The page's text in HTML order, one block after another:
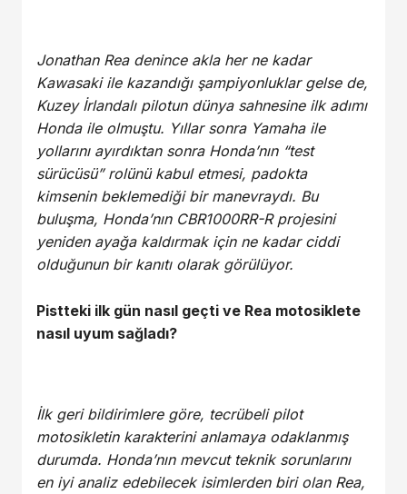
Jonathan Rea denince akla her ne kadar
Kawasaki ile kazandığı şampiyonluklar gelse de,
Kuzey İrlandalı pilotun dünya sahnesine ilk adımı
Honda ile olmuştu. Yıllar sonra Yamaha ile
yollarını ayırdıktan sonra Honda’nın “test
sürücüsü” rolünü kabul etmesi, padokta
kimsenin beklemediği bir manevraydı. Bu
buluşma, Honda’nın CBR1000RR-R projesini
yeniden ayağa kaldırmak için ne kadar ciddi
olduğunun bir kanıtı olarak görülüyor.
Pistteki ilk gün nasıl geçti ve Rea motosiklete
nasıl uyum sağladı?
İlk geri bildirimlere göre, tecrübeli pilot
motosikletin karakterini anlamaya odaklanmış
durumda. Honda’nın mevcut teknik sorunlarını
en iyi analiz edebilecek isimlerden biri olan Rea,